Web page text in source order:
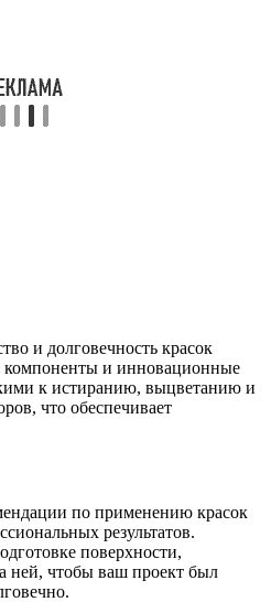
и долговечность красок
компоненты и инновационные
к истиранию, выцветанию и
что обеспечивает
по применению красок
результатов.
поверхности,
ней, чтобы ваш проект был